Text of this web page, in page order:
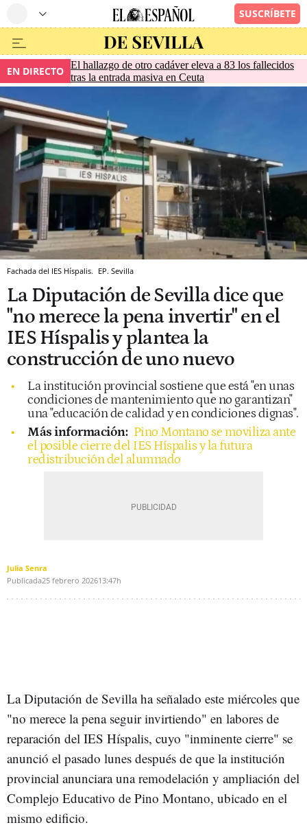
EN DIRECTO El hallazgo de otro cadáver eleva a 83 los fallecidos
tras la entrada masiva en Ceuta
Fachada del IES Híspalis. EP. Sevilla
La Diputación de Sevilla dice que
"no merece la pena invertir" en el
IES Híspalis y plantea la
construcción de uno nuevo
La institución provincial sostiene que está "en unas
condiciones de mantenimiento que no garantizan"
una "educación de calidad y en condiciones dignas".
Más información: Pino Montano se moviliza ante
el posible cierre del IES Híspalis y la futura
redistribución del alumnado
Julia Senra
Publicada25 febrero 202613:47h
La Diputación de Sevilla ha señalado este miércoles que
"no merece la pena seguir invirtiendo" en labores de
reparación del IES Híspalis, cuyo "inminente cierre" se
anunció el pasado lunes después de que la institución
provincial anunciara una remodelación y ampliación del
Complejo Educativo de Pino Montano, ubicado en el
mismo edificio.